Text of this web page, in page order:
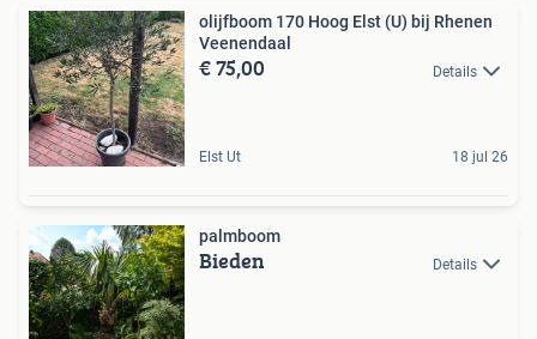
olijfboom 170 Hoog Elst (U) bij Rhenen
Veenendaal
€ 75,00 Details
Elst Ut 18 jul 26
palmboom
Bieden Details